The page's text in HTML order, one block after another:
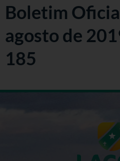
Boletim
agosto de
185